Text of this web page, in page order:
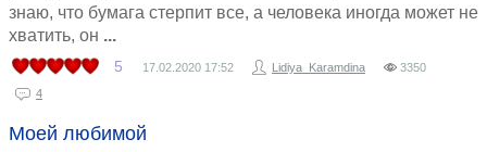
знаю, что бумага стерпит все, а человека иногда может не
хватить, он
5 17.02.2020 17:52 Lidiya_Karamdina
3350
4
Моей любимой